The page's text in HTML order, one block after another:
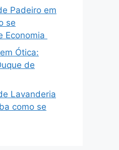
Padeiro em
se
Economia
Ótica:
de
Lavanderia
como se